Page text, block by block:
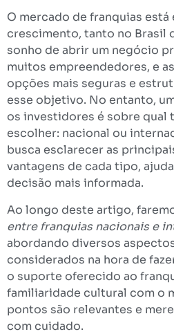
O mercado de franquias está
crescimento, tanto no Brasil
sonho de abrir um negócio
muitos empreendedores, e
opções mais seguras e
esse objetivo. No entanto,
os investidores é sobre qual
escolher: nacional ou
busca esclarecer as
vantagens de cada tipo,
decisão mais informada.
Ao longo deste artigo,
entre franquias nacionais e
abordando diversos
considerados na hora de
o suporte oferecido ao
familiaridade cultural com o
pontos são relevantes e
com cuidado.